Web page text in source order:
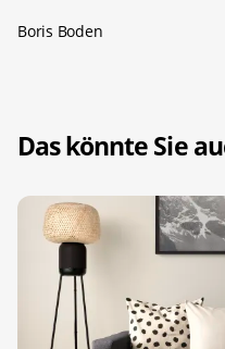
Boris Boden
Das könnte Sie